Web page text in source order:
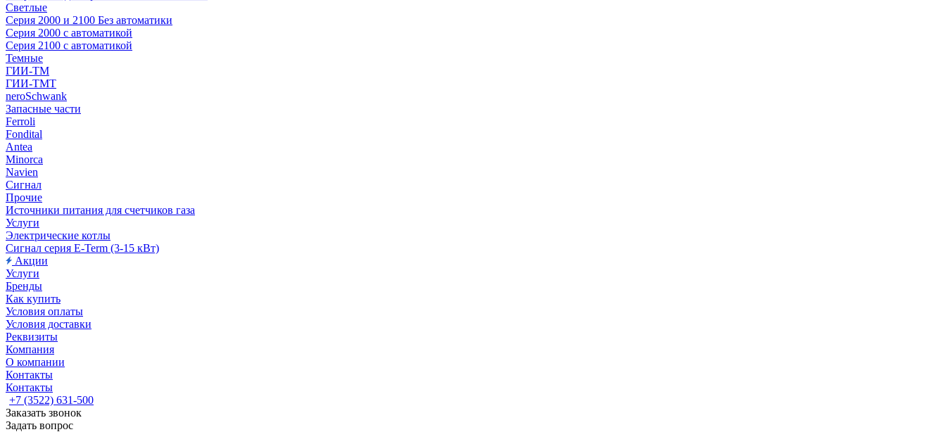
Светлые
Серия 2000 и 2100 Без автоматики
Серия 2000 с автоматикой
Серия 2100 с автоматикой
Темные
ГИИ-ТМ
ГИИ-ТМТ
neroSchwank
Запасные части
Ferroli
Fondital
Antea
Minorca
Navien
Сигнал
Прочие
Источники питания для счетчиков газа
Услуги
Электрические котлы
Сигнал серия E-Term (3-15 кВт)
Акции
Услуги
Бренды
Как купить
Условия оплаты
Условия доставки
Реквизиты
Компания
О компании
Контакты
Контакты
+7 (3522) 631-500
Заказать звонок
Задать вопрос